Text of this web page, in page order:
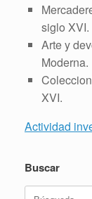
siglo XVI.
Arte y
Moderna.
XVI.
Actividad
Buscar
Buscar: